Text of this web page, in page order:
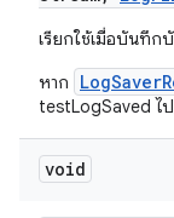
เรียกใช้เมื่อบันทึก
หาก
testLogSaved ไ
void